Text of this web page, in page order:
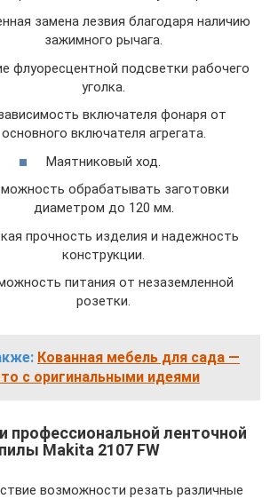
замена лезвия благодаря наличию
зажимного рычага.
флуоресцентной подсветки рабочего
уголка.
включателя фонаря от
основного включателя агрегата.
Маятниковый ход.
обрабатывать заготовки
диаметром до 120 мм.
прочность изделия и надежность
конструкции.
питания от незаземленной
розетки.
Кованная мебель для сада —
с оригинальными идеями
профессиональной ленточной
пилы Makita 2107 FW
возможности резать различные